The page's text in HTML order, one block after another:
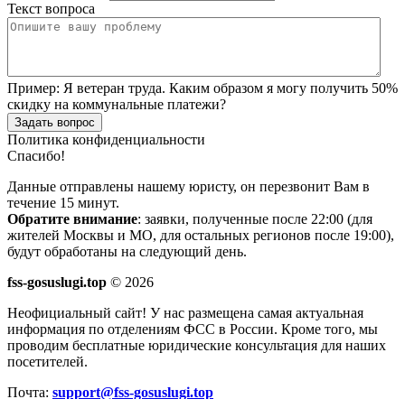
Текст вопроса
Пример: Я ветеран труда. Каким образом я могу получить 50%
скидку на коммунальные платежи?
Задать вопрос
Политика конфиденциальности
Спасибо!
Данные отправлены нашему юристу, он перезвонит Вам в
течение 15 минут.
Обратите внимание: заявки, полученные после 22:00 (для
жителей Москвы и МО, для остальных регионов после 19:00),
будут обработаны на следующий день.
fss-gosuslugi.top © 2026
Неофициальный сайт! У нас размещена самая актуальная
информация по отделениям ФСС в России. Кроме того, мы
проводим бесплатные юридические консультация для наших
посетителей.
Почта: support@fss-gosuslugi.top